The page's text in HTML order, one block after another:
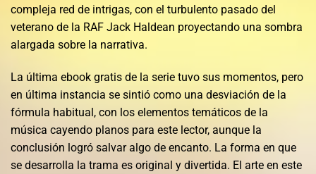
compleja red de intrigas, con el turbulento pasado del
veterano de la RAF Jack Haldean proyectando una sombra
alargada sobre la narrativa.
La última ebook gratis de la serie tuvo sus momentos, pero
en última instancia se sintió como una desviación de la
fórmula habitual, con los elementos temáticos de la
música cayendo planos para este lector, aunque la
conclusión logró salvar algo de encanto. La forma en que
se desarrolla la trama es original y divertida. El arte en este